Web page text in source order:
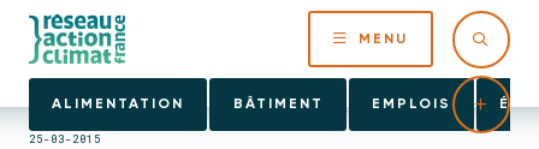
MENU
ALIMENTATION BÂTIMENT EMPLOIS
25-03-2015